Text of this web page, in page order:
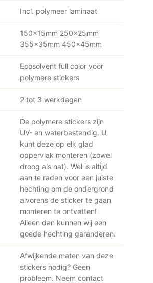
Incl. polymeer laminaat
150x15mm 250x25mm
355x35mm 450x45mm
Ecosolvent full color voor
polymere stickers
2 tot 3 werkdagen
De polymere stickers zijn
UV- en waterbestendig. U
kunt deze op elk glad
oppervlak monteren (zowel
droog als nat). Wel is altijd
aan te raden voor een juiste
hechting om de ondergrond
alvorens de sticker te gaan
monteren te ontvetten!
Alleen dan kunnen wij een
goede hechting garanderen.
Afwijkende maten van deze
stickers nodig? Geen
probleem. Neem contact